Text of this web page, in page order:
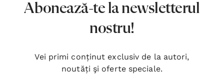
Abonează-te la newsletterul
nostru!
Vei primi conținut exclusiv de la autori,
noutăți şi oferte speciale.